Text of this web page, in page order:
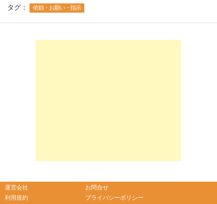
タグ： 依頼・お願い・指示
運営会社
お問合せ
利用規約
プライバシーポリシー